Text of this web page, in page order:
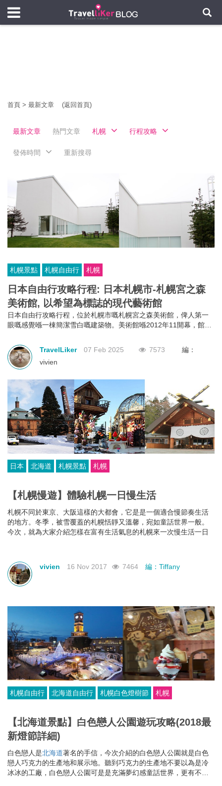
首頁 > 最新文章 (返回首頁)
最新文章 熱門文章 札幌 行程攻略
發佈時間 重新搜尋
札幌景點 札幌自由行 札幌
日本自由行攻略行程: 日本札幌市-札幌宮之森
美術館, 以希望為標誌的現代藝術館
日本自由行攻略行程，位於札幌市嘅札幌宮之森美術館，俾人第一
眼嘅感覺喺一棟簡潔雪白嘅建築物。美術館喺2012年11開幕，館內
2011年發生日本大地震後，著名法國抽象派畫家Guillaume Bottazzi
決定美術館籌辦一個取名為“HOPE=希望”嘅展覽會，以表達心意。
大家嚟到札幌，不妨入去呢間美術館，感受一下希望！
TravelLiker 07 Feb 2025 7573
編：
vivien
日本 北海道 札幌景點 札幌
【札幌慢遊】體驗札幌一日慢生活
札幌不同於東京、大阪這樣的大都會，它是是一個適合慢節奏生活
的地方。冬季，被雪覆蓋的札幌恬靜又溫馨，宛如童話世界一般。
今次，就為大家介紹怎樣在富有生活氣息的札幌來一次慢生活一日
vivien 16 Nov 2017 7464 編：Tiffany
札幌自由行 北海道自由行 札幌白色燈樹節 札幌
【北海道景點】白色戀人公園遊玩攻略(2018最
新燈節詳細)
白色戀人是北海道著名的手信，今次介紹的白色戀人公園就是白色
戀人巧克力的生產地和展示地。聽到巧克力的生產地不要以為是冷
冰冰的工廠，白色戀人公園可是是充滿夢幻感童話世界，更有不少